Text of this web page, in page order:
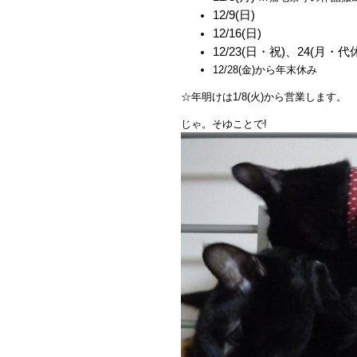
12/9(日)
12/16(日)
12/23(日・祝)、24(月・代
12/28(金)から年末休み
☆年明けは1/8(火)から営業します。
じゃ。そゆことで!